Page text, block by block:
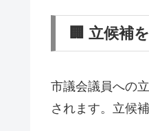
🏢 立候補
市議会議員への
されます。立候